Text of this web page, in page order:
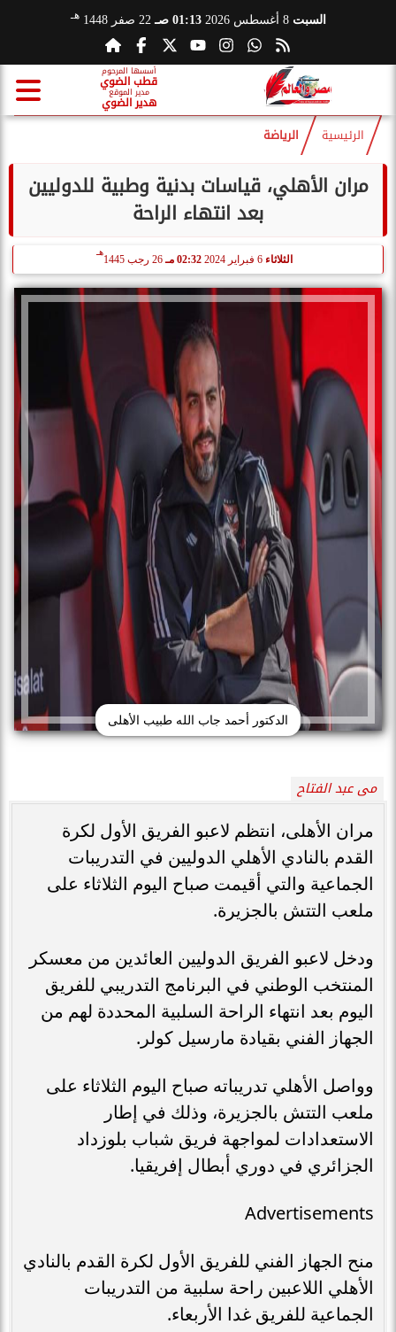
السبت 8 أغسطس 2026 01:13 صـ 22 صفر 1448 هـ
أسسها المرحوم
قطب الضوي
مدير الموقع
هدير الضوي
الرئيسية الرياضة
مران الأهلي، قياسات بدنية وطبية للدوليين
بعد انتهاء الراحة
الثلاثاء 02:32 مـ 26 رجب 1445
هـ
الدكتور أحمد جاب الله طبيب الأهلى
مى عبد الفتاح
مران الأهلى، انتظم لاعبو الفريق الأول لكرة
القدم بالنادي الأهلي الدوليين في التدريبات
الجماعية والتي أقيمت صباح اليوم الثلاثاء على
ملعب التتش بالجزيرة.
ودخل لاعبو الفريق الدوليين العائدين من معسكر
المنتخب الوطني في البرنامج التدريبي للفريق
اليوم بعد انتهاء الراحة السلبية المحددة لهم من
الجهاز الفني بقيادة مارسيل كولر.
وواصل الأهلي تدريباته صباح اليوم الثلاثاء على
ملعب التتش بالجزيرة، وذلك في إطار
الاستعدادات لمواجهة فريق شباب بلوزداد
الجزائري في دوري أبطال إفريقيا.
Advertisements
منح الجهاز الفني للفريق الأول لكرة القدم بالنادي
الأهلي اللاعبين راحة سلبية من التدريبات
الجماعية للفريق غدا الأربعاء.